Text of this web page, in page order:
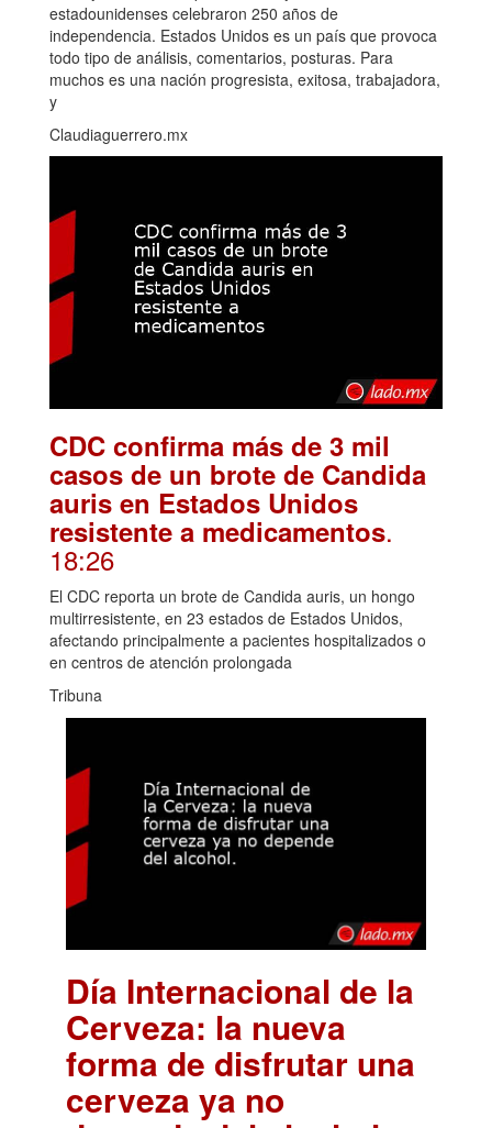
estadounidenses celebraron 250 años de
independencia. Estados Unidos es un país que provoca
todo tipo de análisis, comentarios, posturas. Para
muchos es una nación progresista, exitosa, trabajadora,
y
Claudiaguerrero.mx
CDC confirma más de 3 mil
casos de un brote de Candida
auris en Estados Unidos
resistente a medicamentos.
18:26
El CDC reporta un brote de Candida auris, un hongo
multirresistente, en 23 estados de Estados Unidos,
afectando principalmente a pacientes hospitalizados o
en centros de atención prolongada
Tribuna
Día Internacional de la
Cerveza: la nueva
forma de disfrutar una
cerveza ya no